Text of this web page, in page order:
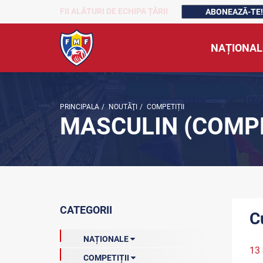
FII ALĂTURI DE ECHIPA ȚĂRII ABONEAZĂ-TE!
PRINCIPALA / NOUTĂŢI / COMPETIȚII
MASCULIN
CATEGORII
NAȚIONALE
COMPETIȚII
13